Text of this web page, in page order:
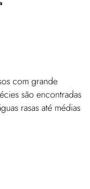
com grande
são encontradas
rasas até médias